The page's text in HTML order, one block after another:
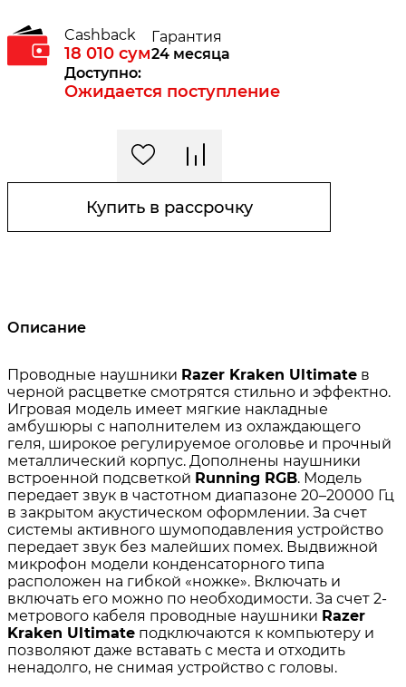
Cashback
18 010 сум
Гарантия
24 месяца
Доступно:
Ожидается поступление
Купить в рассрочку
Описание